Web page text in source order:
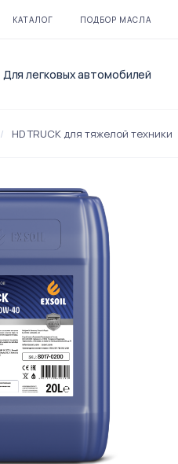
КАТАЛОГ ПОДБОР МАСЛА
Для легковых автомобилей
/ HD TRUCK для тяжелой техники